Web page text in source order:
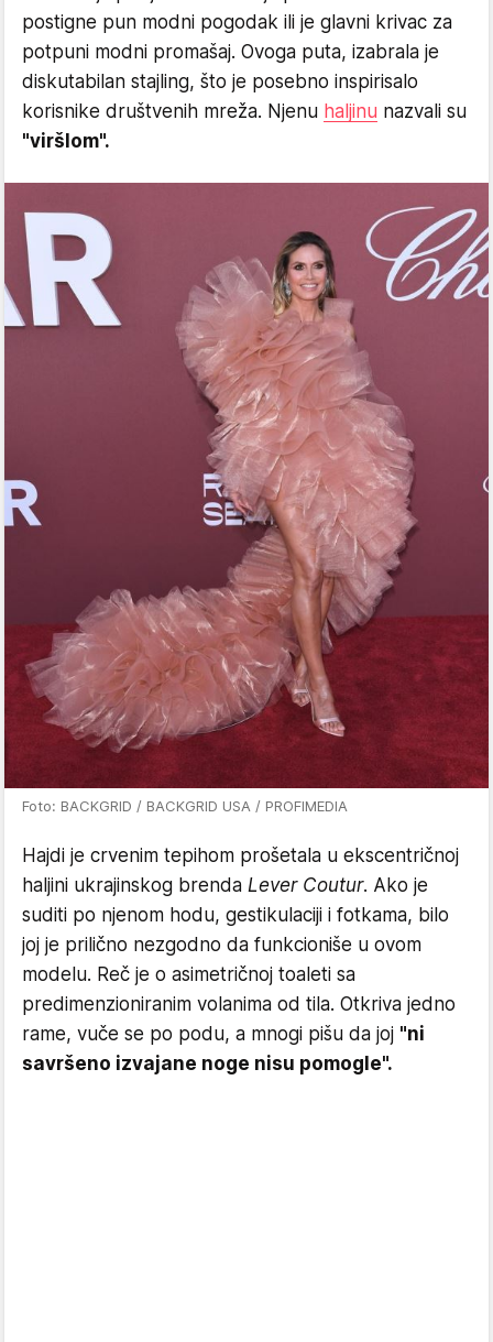
postigne pun modni pogodak ili je glavni krivac za
potpuni modni promašaj. Ovoga puta, izabrala je
diskutabilan stajling, što je posebno inspirisalo
korisnike društvenih mreža. Njenu haljinu nazvali su
"viršlom".
Foto: BACKGRID / BACKGRID USA / PROFIMEDIA
Hajdi je crvenim tepihom prošetala u ekscentričnoj
haljini ukrajinskog brenda Lever Coutur. Ako je
suditi po njenom hodu, gestikulaciji i fotkama, bilo
joj je prilično nezgodno da funkcioniše u ovom
modelu. Reč je o asimetričnoj toaleti sa
predimenzioniranim volanima od tila. Otkriva jedno
rame, vuče se po podu, a mnogi pišu da joj "ni
savršeno izvajane noge nisu pomogle".